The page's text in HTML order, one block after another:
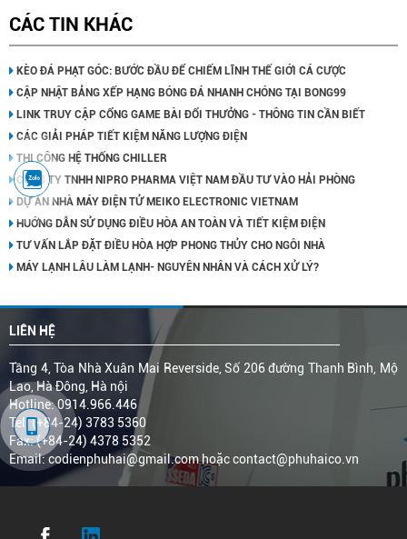
CÁC TIN KHÁC
KÈO ĐÁ PHẠT GÓC: BƯỚC ĐẦU ĐỂ CHIẾM LĨNH THẾ GIỚI CÁ CƯỢC
CẬP NHẬT BẢNG XẾP HẠNG BÓNG ĐÁ NHANH CHÓNG TẠI BONG99
LINK TRUY CẬP CỔNG GAME BÀI ĐỔI THƯỞNG - THÔNG TIN CẦN BIẾT
CÁC GIẢI PHÁP TIẾT KIỆM NĂNG LƯỢNG ĐIỆN
THI CÔNG HỆ THỐNG CHILLER
CÔNG TY TNHH NIPRO PHARMA VIỆT NAM ĐẦU TƯ VÀO HẢI PHÒNG
DỰ ÁN NHÀ MÁY ĐIỆN TỬ MEIKO ELECTRONIC VIETNAM
HUỚNG DẪN SỬ DỤNG ĐIỀU HÒA AN TOÀN VÀ TIẾT KIỆM ĐIỆN
TƯ VẤN LẮP ĐẶT ĐIỀU HÒA HỢP PHONG THỦY CHO NGÔI NHÀ
MÁY LẠNH LÂU LÀM LẠNH- NGUYÊN NHÂN VÀ CÁCH XỬ LÝ?
LIÊN HỆ
Tầng 4, Tòa Nhà Xuân Mai Reverside, Số 206 đường Thanh Bình, Mộ
Lao, Hà Đông, Hà nội
Hotline: 0914.966.446
Tel: (+84-24) 3783 5360
Fax: (+84-24) 4378 5352
Email: codienphuhai@gmail.com hoặc contact@phuhaico.vn